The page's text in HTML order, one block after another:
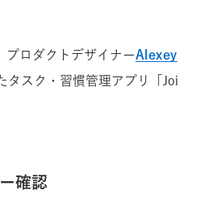
プロダクトデザイナーAlexey
タスク・習慣管理アプリ「Joi
確認